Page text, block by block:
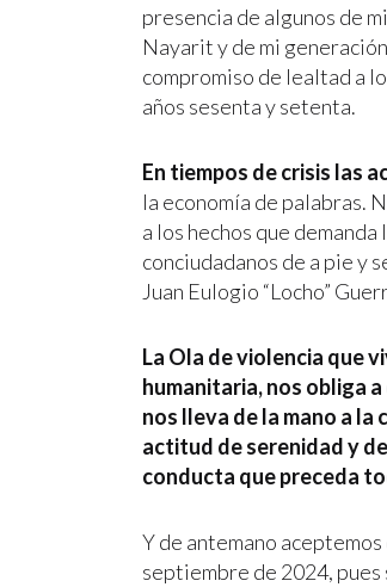
presencia de algunos de
Nayarit y de mi
compromiso de lealtad a
años sesenta y setenta.
En tiempos de crisis las
la economía de palabras.
a los hechos que
conciudadanos de a pie y
Juan Eulogio “Locho”
La Ola de violencia que
humanitaria, nos obliga
nos lleva de la mano a
actitud de serenidad y
conducta que preceda
Y de antemano
septiembre de 2024, pues